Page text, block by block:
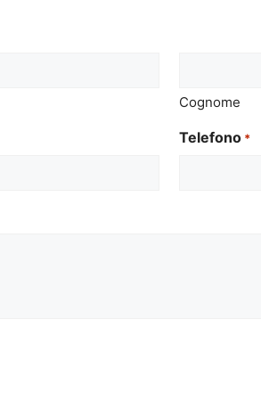
Cognome
Telefono *